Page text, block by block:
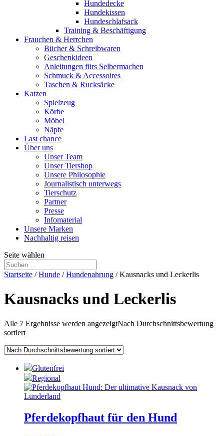
Hundedecke
Hundekissen
Hundeschlafsack
Training & Beschäftigung
Frauchen & Herrchen
Bücher & Schreibwaren
Geschenkideen
Anleitungen fürs Selbermachen
Schmuck & Accessoires
Taschen & Rucksäcke
Katzen
Spielzeug
Körbe
Möbel
Näpfe
Last chance
Über uns
Unser Team
Unser Tiershop
Unsere Philosophie
Journalistisch unterwegs
Tierschutz
Partner
Presse
Infomaterial
Unsere Marken
Nachhaltig reisen
Seite wählen
Startseite /Hunde /Hundenahrung / Kausnacks und Leckerlis
Kausnacks und Leckerlis
Alle 7 Ergebnisse werden angezeigtNach Durchschnittsbewertung
sortiert
Glutenfrei
Regional
Pferdekopfhaut für den Hund